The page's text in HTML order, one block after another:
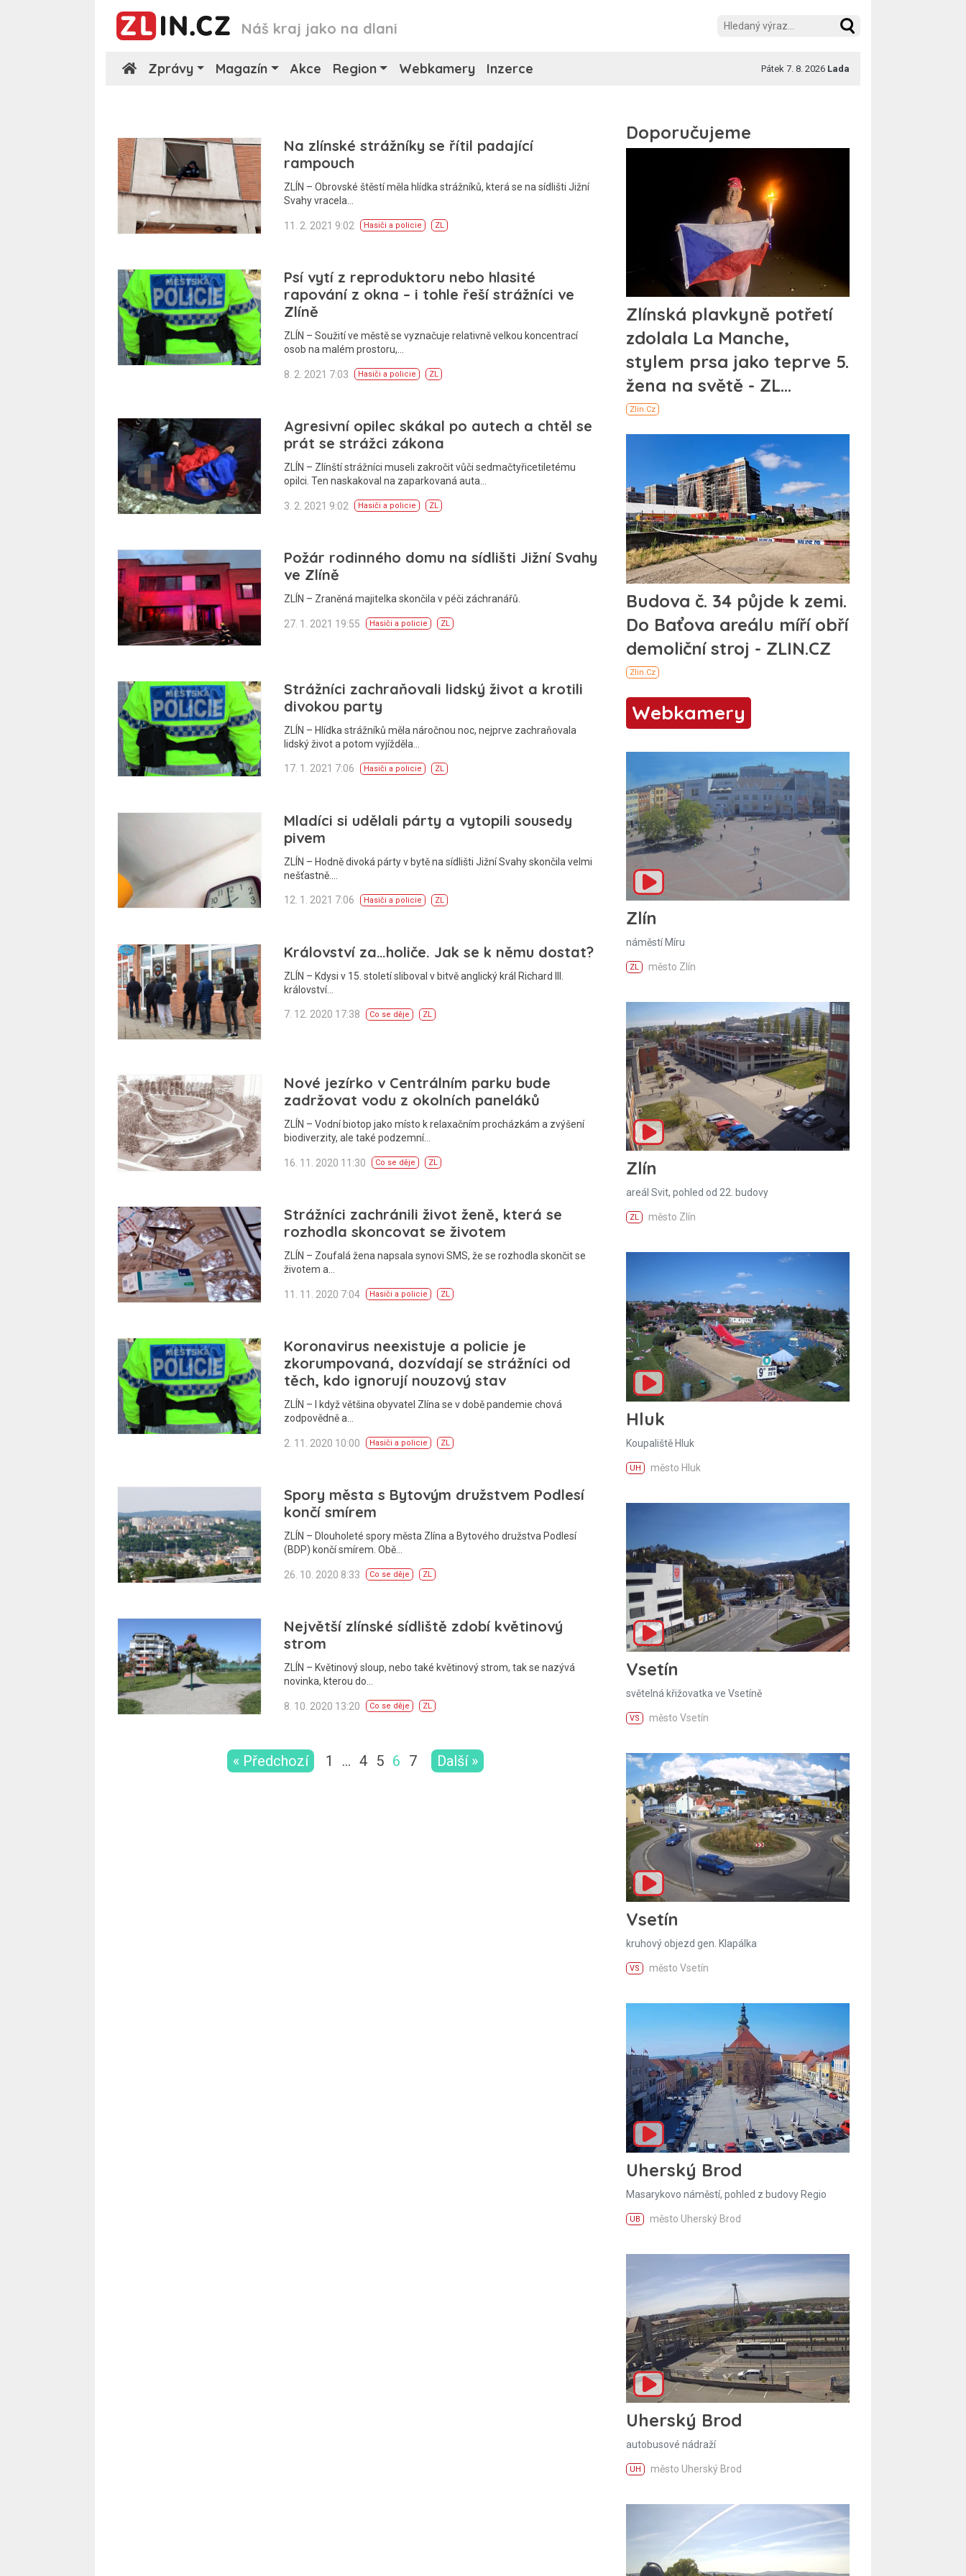
Náš kraj jako na dlani
Zprávy Magazín Akce Region Webkamery Inzerce Pátek 7. 8. 2026 Lada
Na zlínské strážníky se řítil padající
rampouch
ZLÍN – Obrovské štěstí měla hlídka strážníků, která se na sídlišti Jižní
Svahy vracela…
11. 2. 2021 9:02 Hasiči a policie ZL
Psí vytí z reproduktoru nebo hlasité
rapování z okna – i tohle řeší strážníci ve
Zlíně
ZLÍN – Soužití ve městě se vyznačuje relativně velkou koncentrací
osob na malém prostoru,…
8. 2. 2021 7:03 Hasiči a policie ZL
Agresivní opilec skákal po autech a chtěl se
prát se strážci zákona
ZLÍN – Zlínští strážníci museli zakročit vůči sedmačtyřicetiletému
opilci. Ten naskakoval na zaparkovaná auta…
3. 2. 2021 9:02 Hasiči a policie ZL
Požár rodinného domu na sídlišti Jižní Svahy
ve Zlíně
ZLÍN – Zraněná majitelka skončila v péči záchranářů.
27. 1. 2021 19:55 Hasiči a policie ZL
Strážníci zachraňovali lidský život a krotili
divokou party
ZLÍN – Hlídka strážníků měla náročnou noc, nejprve zachraňovala
lidský život a potom vyjížděla…
17. 1. 2021 7:06 Hasiči a policie ZL
Mladíci si udělali párty a vytopili sousedy
pivem
ZLÍN – Hodně divoká párty v bytě na sídlišti Jižní Svahy skončila velmi
nešťastně.…
12. 1. 2021 7:06 Hasiči a policie ZL
Království za…holiče. Jak se k němu dostat?
ZLÍN – Kdysi v 15. století sliboval v bitvě anglický král Richard III.
království…
7. 12. 2020 17:38 Co se děje ZL
Nové jezírko v Centrálním parku bude
zadržovat vodu z okolních paneláků
ZLÍN – Vodní biotop jako místo k relaxačním procházkám a zvýšení
biodiverzity, ale také podzemní…
16. 11. 2020 11:30 Co se děje ZL
Strážníci zachránili život ženě, která se
rozhodla skoncovat se životem
ZLÍN – Zoufalá žena napsala synovi SMS, že se rozhodla skončit se
životem a…
11. 11. 2020 7:04 Hasiči a policie ZL
Koronavirus neexistuje a policie je
zkorumpovaná, dozvídají se strážníci od
těch, kdo ignorují nouzový stav
ZLÍN – I když většina obyvatel Zlína se v době pandemie chová
zodpovědně a…
2. 11. 2020 10:00 Hasiči a policie ZL
Spory města s Bytovým družstvem Podlesí
končí smírem
ZLÍN – Dlouholeté spory města Zlína a Bytového družstva Podlesí
(BDP) končí smírem. Obě…
26. 10. 2020 8:33 Co se děje ZL
Největší zlínské sídliště zdobí květinový
strom
ZLÍN – Květinový sloup, nebo také květinový strom, tak se nazývá
novinka, kterou do…
8. 10. 2020 13:20 Co se děje ZL
« Předchozí 1 … 4 5 6 7 Další »
Webkamery
Zlín
náměstí Míru
ZL město Zlín
Zlín
areál Svit, pohled od 22. budovy
ZL město Zlín
Hluk
Koupaliště Hluk
UH město Hluk
Vsetín
světelná křižovatka ve Vsetíně
VS město Vsetín
Vsetín
kruhový objezd gen. Klapálka
VS město Vsetín
Uherský Brod
Masarykovo náměstí, pohled z budovy Regio
UB město Uherský Brod
Uherský Brod
autobusové nádraží
UH město Uherský Brod